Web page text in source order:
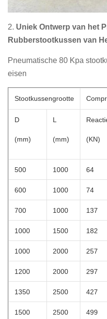
2. Uniek Ontwerp van het
Rubberstootkussen van
Pneumatische 80 Kpa
eisen
Stootkussengrootte
D
(mm)
L
(mm) (KN)
500 1000 64
600 1000 74
700 1000 137
1000 1500 182
1000 2000 257
1200 2000 297
1350 2500 427
1500 2500 499